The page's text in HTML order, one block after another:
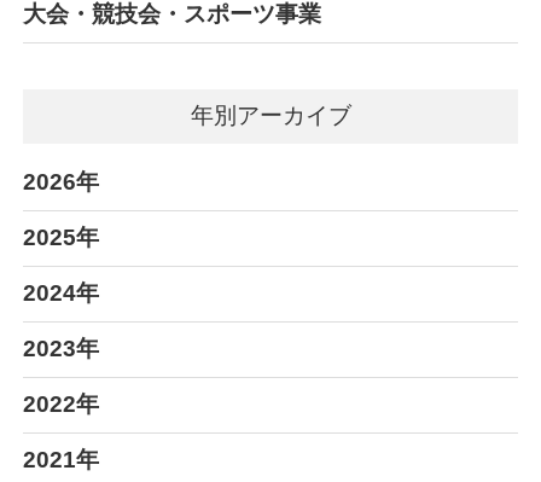
大会・競技会・スポーツ事業
年別アーカイブ
2026年
2025年
2024年
2023年
2022年
2021年